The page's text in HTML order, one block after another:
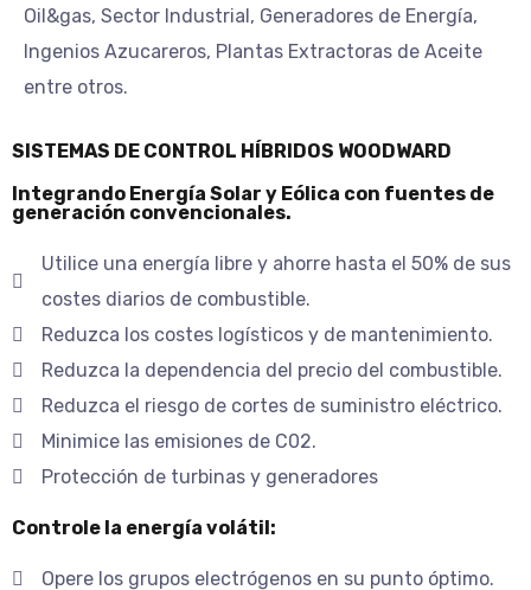
Oil&gas, Sector Industrial, Generadores de Energí­a,
Ingenios Azucareros, Plantas Extractoras de Aceite
entre otros.
SISTEMAS DE CONTROL HÍBRIDOS WOODWARD
Integrando Energía Solar y Eólica con fuentes de
generación convencionales.
Utilice una energía libre y ahorre hasta el 50% de sus
costes diarios de combustible.
Reduzca los costes logísticos y de mantenimiento.
Reduzca la dependencia del precio del combustible.
Reduzca el riesgo de cortes de suministro eléctrico.
Minimice las emisiones de C02.
Protección de turbinas y generadores
Controle la energía volátil:
Opere los grupos electrógenos en su punto óptimo.